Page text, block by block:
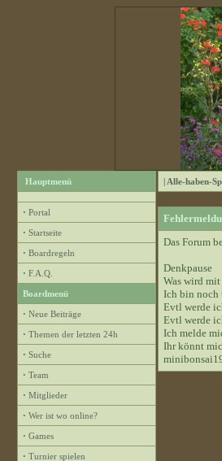
Hauptmenü
· Portal
· Startseite
· Boardregeln
· F.A.Q.
Boardmenü
· Neue Beiträge
· Themen der letzten 24h
· Suche
· Team
· Mitglieder
· Wer ist wo online?
· Games
· Turnier spielen
| Alle-haben-
Das Forum
Denkpause
Was wird mit
Ich bin noch
Evtl werde
Evtl werde
Ich melde
Ihr könnt